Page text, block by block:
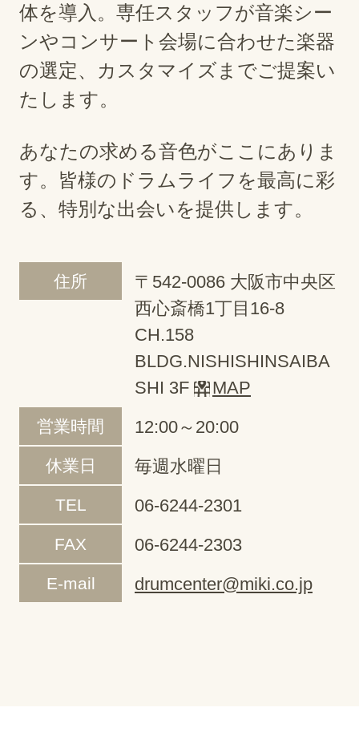
体を導入。専任スタッフが音楽シー
ンやコンサート会場に合わせた楽器
の選定、カスタマイズまでご提案い
たします。
あなたの求める音色がここにありま
す。皆様のドラムライフを最高に彩
る、特別な出会いを提供します。
住所
〒542-0086 大阪市中央区
西心斎橋1丁目16-8
CH.158
BLDG.NISHISHINSAIBA
SHI 3F
MAP
営業時間 12:00～20:00
休業日 毎週水曜日
TEL 06-6244-2301
FAX 06-6244-2303
E-mail drumcenter@miki.co.jp